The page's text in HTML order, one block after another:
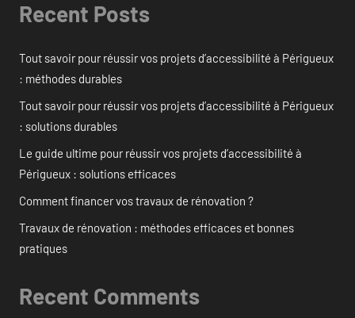
Recent Posts
Tout savoir pour réussir vos projets d’accessibilité à Périgueux
: méthodes durables
Tout savoir pour réussir vos projets d’accessibilité à Périgueux
: solutions durables
Le guide ultime pour réussir vos projets d’accessibilité à
Périgueux : solutions efficaces
Comment financer vos travaux de rénovation ?
Travaux de rénovation : méthodes efficaces et bonnes
pratiques
Recent Comments